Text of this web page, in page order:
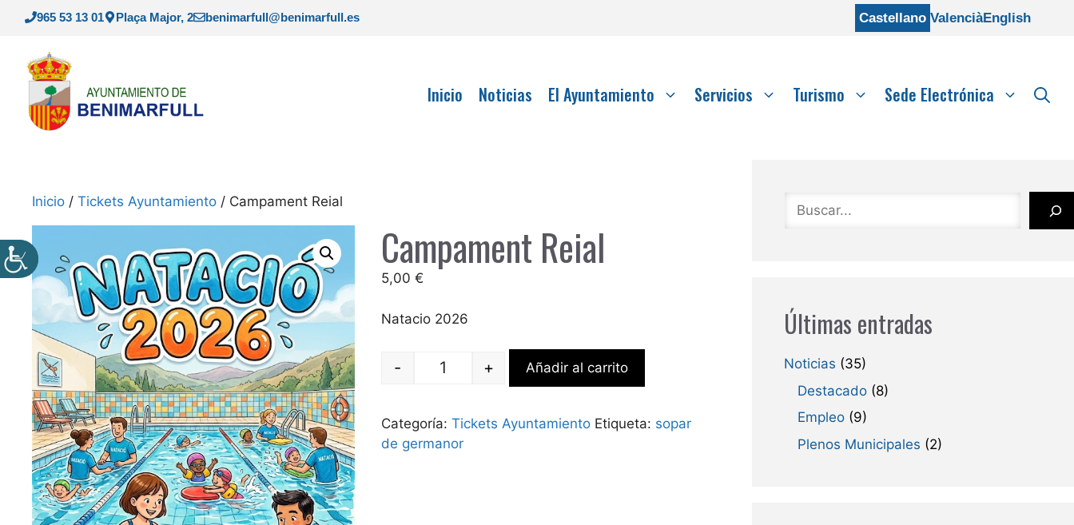
Saltar
contenido
965 53 13 01 Plaça Major, 2 benimarfull@benimarfull.es Castellano ValenciàEnglish
Inicio Noticias El Ayuntamiento Servicios Turismo Sede Electrónica
Inicio / Tickets Ayuntamiento / Campament Reial
Campament Reial
5,00€
Natacio 2026
Campament Reial cantidad
- + Añadir al carrito
Categoría:Tickets Ayuntamiento Etiqueta: sopar
de germanor
Buscar
Últimas entradas
Noticias (35)
Destacado(8)
Empleo(9)
Plenos Municipales (2)